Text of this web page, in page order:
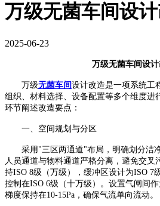
万级无菌车间设
2025-06-23
万级无菌车间设
万级无菌车间设计改造是一项系统工
组织、材料选择、设备配置等多个维度进
环节阐述改造要点：
一、空间规划与分区
采用 "三区两通道"布局，明确划分洁
人员通道与物料通道严格分离，避免交叉
持ISO 8级（万级），缓冲区设计为ISO 7
控制在ISO 6级（十万级）。设置气闸间
梯度保持在10-15Pa ，确保气流单向流动。